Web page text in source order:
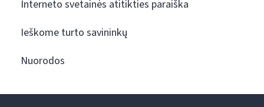
Interneto svetainės atitikties paraiška
Ieškome turto savininkų
Nuorodos